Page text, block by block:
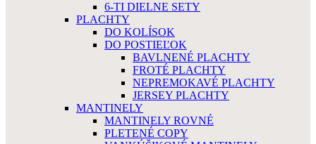
6-TI DIELNE SETY
PLACHTY
DO KOLÍSOK
DO POSTIEĽOK
BAVLNENÉ PLACHTY
FROTÉ PLACHTY
NEPREMOKAVÉ PLACHTY
JERSEY PLACHTY
MANTINELY
MANTINELY ROVNÉ
PLETENÉ COPY